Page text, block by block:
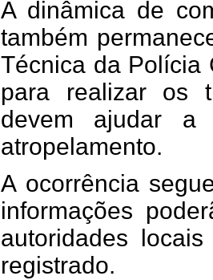
A dinâmica de
também
Técnica da Polícia
para realizar os
devem ajudar a
atropelamento.
A ocorrência
informações
autoridades
registrado.